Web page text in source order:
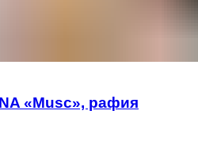
«Musc», рафия